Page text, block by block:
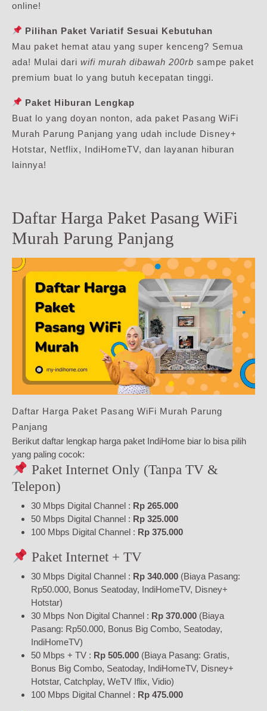
online!
Pilihan Paket Variatif Sesuai Kebutuhan
Mau paket hemat atau yang super kenceng? Semua
ada! Mulai dari wifi murah dibawah 200rb sampe paket
premium buat lo yang butuh kecepatan tinggi.
Paket Hiburan Lengkap
Buat lo yang doyan nonton, ada paket Pasang WiFi
Murah Parung Panjang yang udah include Disney+
Hotstar, Netflix, IndiHomeTV, dan layanan hiburan
lainnya!
Daftar Harga Paket Pasang WiFi
Murah Parung Panjang
Daftar Harga Paket Pasang WiFi Murah Parung
Panjang
Berikut daftar lengkap harga paket IndiHome biar lo bisa pilih
yang paling cocok:
Paket Internet Only (Tanpa TV &
Telepon)
30 Mbps Digital Channel : Rp 265.000
50 Mbps Digital Channel : Rp 325.000
100 Mbps Digital Channel : Rp 375.000
Paket Internet + TV
30 Mbps Digital Channel : Rp 340.000 (Biaya Pasang:
Rp50.000, Bonus Seatoday, IndiHomeTV, Disney+
Hotstar)
30 Mbps Non Digital Channel : Rp 370.000 (Biaya
Pasang: Rp50.000, Bonus Big Combo, Seatoday,
IndiHomeTV)
50 Mbps + TV : Rp 505.000 (Biaya Pasang: Gratis,
Bonus Big Combo, Seatoday, IndiHomeTV, Disney+
Hotstar, Catchplay, WeTV Iflix, Vidio)
100 Mbps Digital Channel : Rp 475.000